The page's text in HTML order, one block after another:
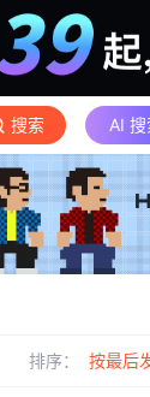
搜索 AI 搜
排序： 按最后